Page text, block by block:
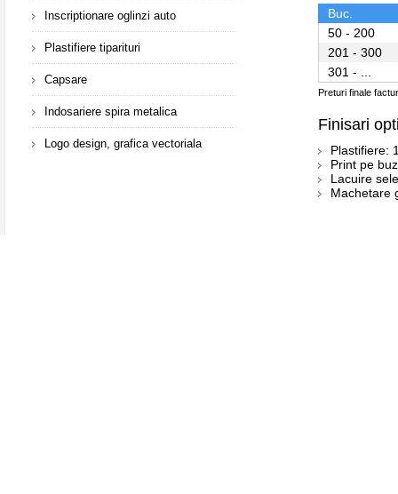
Preturi finale
Buc.
50 - 200
201 - 300
301 - ...
Finisari
Plastifiere:
Print pe
Lacuire
Machetare
Inscriptionare oglinzi auto
Plastifiere tiparituri
Capsare
Indosariere spira metalica
Logo design, grafica vectoriala